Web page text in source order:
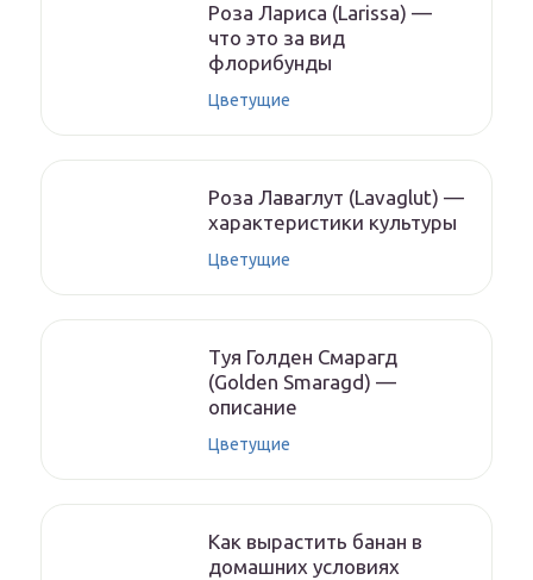
Роза Лариса (Larissa) —
что это за вид
флорибунды
Цветущие
Роза Лаваглут (Lavaglut) —
характеристики культуры
Цветущие
Туя Голден Смарагд
(Golden Smaragd) —
описание
Цветущие
Как вырастить банан в
домашних условиях